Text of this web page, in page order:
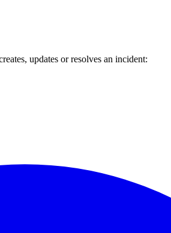
updates or resolves an incident: